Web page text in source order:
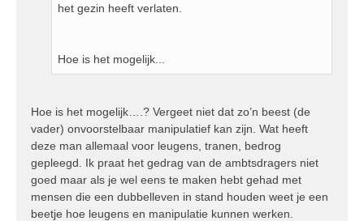
het gezin heeft verlaten.
Hoe is het mogelijk...
Hoe is het mogelijk….? Vergeet niet dat zo’n beest (de
vader) onvoorstelbaar manipulatief kan zijn. Wat heeft
deze man allemaal voor leugens, tranen, bedrog
gepleegd. Ik praat het gedrag van de ambtsdragers niet
goed maar als je wel eens te maken hebt gehad met
mensen die een dubbelleven in stand houden weet je een
beetje hoe leugens en manipulatie kunnen werken.